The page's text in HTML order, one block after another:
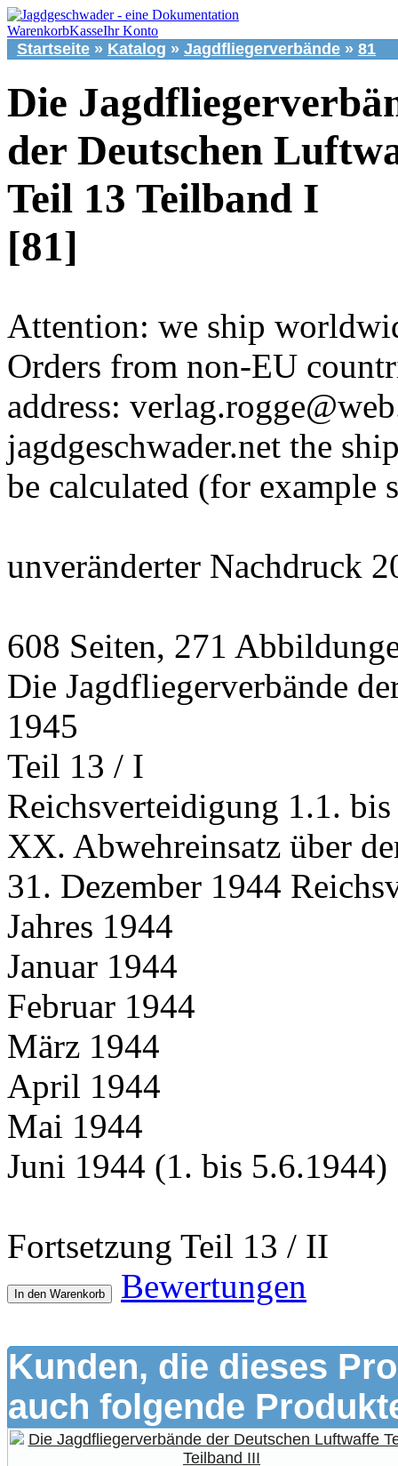
WarenkorbKasseIhr Konto
Startseite » Katalog » Jagdfliegerverbände » 81
Die
der Deutschen
Teil 13 Teilband I
[81]
Attention: we ship
Orders from non-EU
address:
jagdgeschwader.net the
be calculated (for example
unveränderter Nachdruck
608 Seiten, 271
Die Jagdfliegerverbände
1945
Teil 13 / I
Reichsverteidigung 1.1.
XX. Abwehreinsatz über
31. Dezember 1944
Jahres 1944
Januar 1944
Februar 1944
März 1944
April 1944
Mai 1944
Juni 1944 (1. bis 5.6.1944)
Fortsetzung Teil 13 / II
In den Warenkorb Bewertungen
Kunden, die dieses
auch folgende